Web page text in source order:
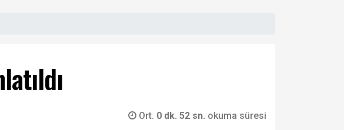
Ort. 0 dk. 52 sn. okuma süresi